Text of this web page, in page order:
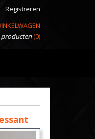
Registreren
producten(0)